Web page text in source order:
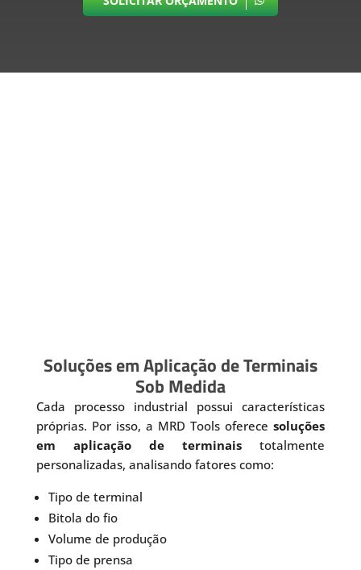
Soluções em Aplicação de Terminais
Sob Medida
Cada processo industrial possui características
próprias. Por isso, a MRD Tools oferecesoluções
em aplicação de terminais totalmente
personalizadas, analisando fatores como:
Tipo de terminal
Bitola do fio
Volume de produção
Tipo de prensa